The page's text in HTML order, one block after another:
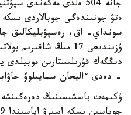
جانە 504 ەلدى مەكەندى
ەتۋ جونىندەگى جوبالاردى
سونداي- اق، رەسپۋبليكالىق
دىڭگەك قۇرىلىستارىن موبيلدى
- دەدى ءاليحان سمايىلوۆ
ۇكىمەت باسشىسىنىڭ